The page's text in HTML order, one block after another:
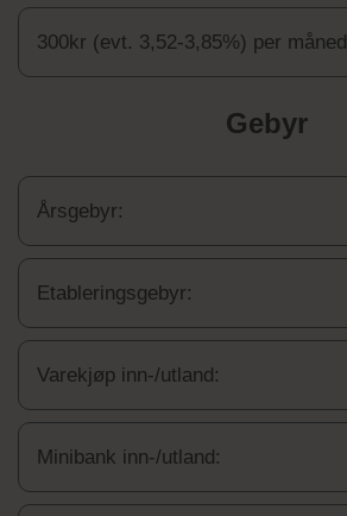
300kr (evt. 3,52-3,85%) per måned
Gebyr
Årsgebyr:
Etableringsgebyr:
Varekjøp inn-/utland:
Minibank inn-/utland: